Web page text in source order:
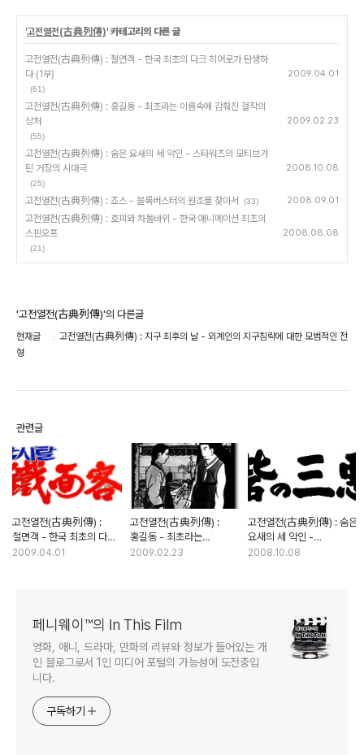
'고전열전(古典列傳)' 카테고리의 다른 글
고전열전(古典列傳) : 철면객 - 한국 최초의 다크 히어로가 탄생하
다 (1부)
(61)
2009.04.01
고전열전(古典列傳) : 홍길동 - 최초라는 이름속에 감춰진 걸작의
상처
(55)
2009.02.23
고전열전(古典列傳) : 숨은 요새의 세 악인 - 스타워즈의 모티브가
된 거장의 시대극
(25)
2008.10.08
고전열전(古典列傳) : 죠스 - 블록버스터의 원조를 찾아서 (33) 2008.09.01
고전열전(古典列傳) : 호피와 차돌바위 - 한국 애니메이션 최초의
스핀오프
(21)
2008.08.08
'고전열전(古典列傳)'의 다른글
현재글
고전열전(古典列傳) : 지구 최후의 날 - 외계인의 지구침략에 대한 모범적인 전
형
관련글
고전열전(古典列傳) :
철면객 - 한국 최초의 다크
히어로가 탄생하다 (1부)
2009.04.01
고전열전(古典列傳) :
홍길동 - 최초라는
이름속에 감춰진 걸작의
2009.02.23
고전열전(古典列傳) : 숨은
요새의 세 악인 -
스타워즈의 모티브가 된
2008.10.08
페니웨이™의 In This Film
영화, 애니, 드라마, 만화의 리뷰와 정보가 들어있는 개
인 블로그로서 1인 미디어 포털의 가능성에 도전중입
니다.
구독하기